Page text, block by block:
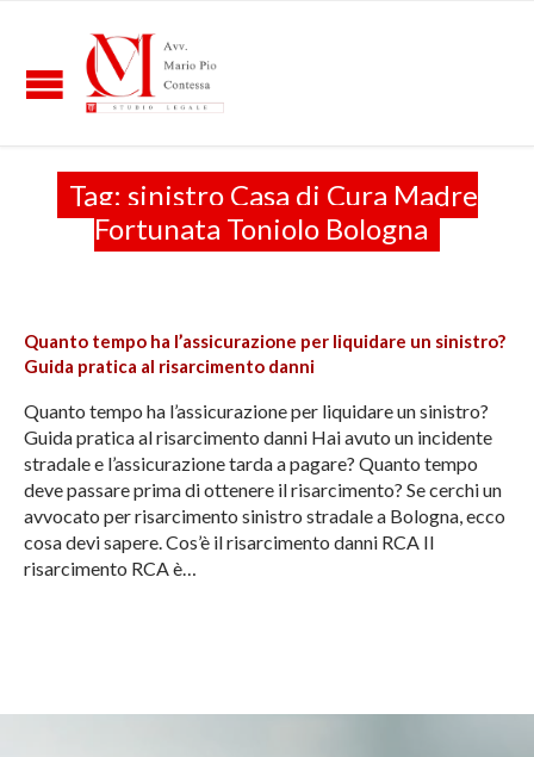
Tag: sinistro Casa di Cura Madre
Fortunata Toniolo Bologna
Quanto tempo ha l’assicurazione per liquidare un sinistro?
Guida pratica al risarcimento danni
Quanto tempo ha l’assicurazione per liquidare un sinistro?
Guida pratica al risarcimento danni Hai avuto un incidente
stradale e l’assicurazione tarda a pagare? Quanto tempo
deve passare prima di ottenere il risarcimento? Se cerchi un
avvocato per risarcimento sinistro stradale a Bologna, ecco
cosa devi sapere. Cos’è il risarcimento danni RCA Il
risarcimento RCA è…